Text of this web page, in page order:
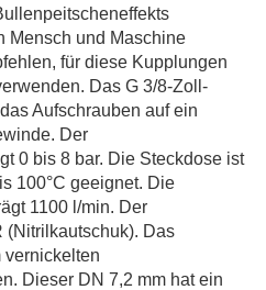
Mensch und Maschine
für diese Kupplungen
Das G 3/8-Zoll-
Aufschrauben auf ein
Der
0 bis 8 bar. Die Steckdose ist
100°C geeignet. Die
1100 l/min. Der
(Nitrilkautschuk). Das
vernickelten
Dieser DN 7,2 mm hat ein